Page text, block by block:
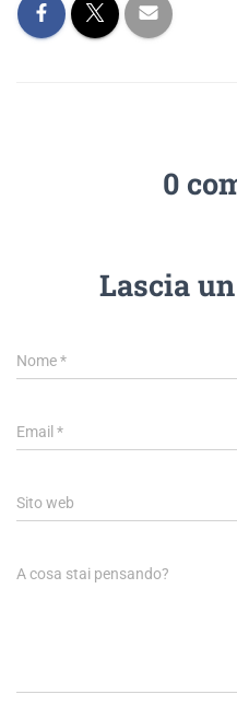
0
Lascia
Nome*
Email *
Sito web
A cosa stai pensando?